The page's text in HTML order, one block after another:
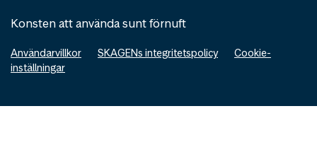
Konsten att använda sunt förnuft
Användarvillkor SKAGENs integritetspolicy
Cookie-
inställningar